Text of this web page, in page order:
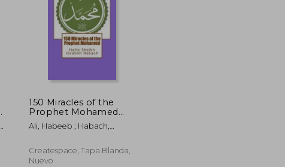
$ 53.99
$ 32.39
45%
dcto.
150 Miracles of the
Prophet Mohamed
(en Inglés)
Ali, Habeeb ; Habach,
Createspace, Tapa Blanda,
Nuevo